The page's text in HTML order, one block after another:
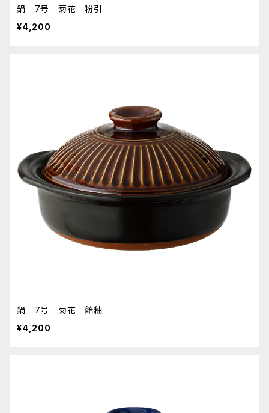
鍋 7号 菊花 粉引
¥4,200
鍋 7号 菊花 飴釉
¥4,200